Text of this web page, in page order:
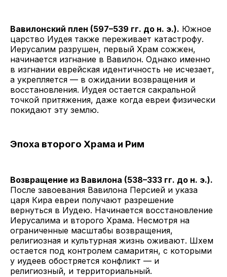
Вавилонский плен (597–539 гг. до н. э.). Южное
царство Иудея также переживает катастрофу.
Иерусалим разрушен, первый Храм сожжен,
начинается изгнание в Вавилон. Однако именно
в изгнании еврейская идентичность не исчезает,
а укрепляется — в ожидании возвращения и
восстановления. Иудея остается сакральной
точкой притяжения, даже когда евреи физически
покидают эту землю.
Эпоха второго Храма и Рим
Возвращение из Вавилона (538–333 гг. до н. э.).
После завоевания Вавилона Персией и указа
царя Кира евреи получают разрешение
вернуться в Иудею. Начинается восстановление
Иерусалима и второго Храма. Несмотря на
ограниченные масштабы возвращения,
религиозная и культурная жизнь оживают. Шхем
остается под контролем самаритян, с которыми
у иудеев обостряется конфликт — и
религиозный, и территориальный.